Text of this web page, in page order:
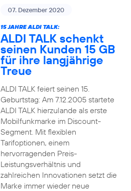
07. Dezember 2020
15 JAHRE ALDI TALK:
ALDI TALK schenkt
seinen Kunden 15 GB
für ihre langjährige
Treue
ALDI TALK feiert seinen 15.
Geburtstag: Am 7.12.2005 startete
ALDI TALK hierzulande als erste
Mobilfunkmarke im Discount-
Segment. Mit flexiblen
Tarifoptionen, einem
hervorragenden Preis-
Leistungsverhältnis und
zahlreichen Innovationen setzt die
Marke immer wieder neue